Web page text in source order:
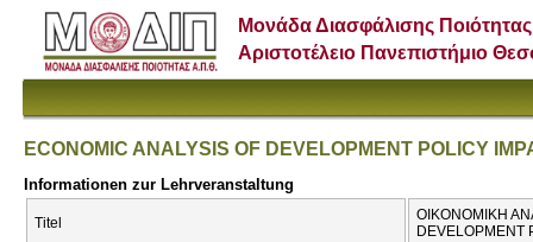
Μονάδα Διασφάλισης Ποιότητας
Αριστοτέλειο Πανεπιστήμιο
ECONOMIC ANALYSIS OF DEVELOPMENT POLICY
Informationen zur Lehrveranstaltung
Titel
ΟΙΚΟΝΟΜΙΚΗ
DEVELOPMENT